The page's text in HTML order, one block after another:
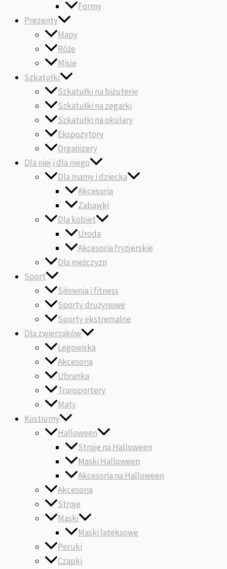
Formy
Prezenty
Mapy
Róże
Misie
Szkatułki
Szkatułki na biżuterię
Szkatułki na zegarki
Szkatułki na okulary
Ekspozytory
Organizery
Dla niej i dla niego
Dla mamy i dziecka
Akcesoria
Zabawki
Dla kobiet
Uroda
Akcesoria fryzjerskie
Dla mężczyzn
Sport
Siłownia i fitness
Sporty drużynowe
Sporty ekstremalne
Dla zwierzaków
Legowiska
Akcesoria
Ubranka
Transportery
Maty
Kostiumy
Halloween
Stroje na Halloween
Maski Halloween
Akcesoria na Halloween
Akcesoria
Stroje
Maski
Maski lateksowe
Peruki
Czapki